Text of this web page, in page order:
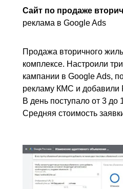
Сайт по продаже
реклама в Google Ads
Продажа вторичного
комплексе. Настроили
кампании в Google Ads,
рекламу КМС и добавили
В день поступало от 3 до
Средняя стоимость